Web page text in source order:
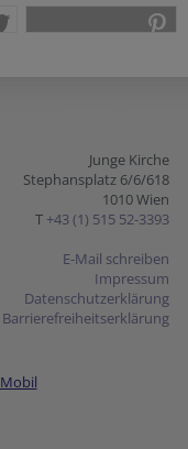
Junge Kirche
Stephansplatz 6/6/618
1010 Wien
T +43 (1) 515 52-3393
E-Mail schreiben
Impressum
Datenschutzerklärung
Barrierefreiheitserklärung
Mobil